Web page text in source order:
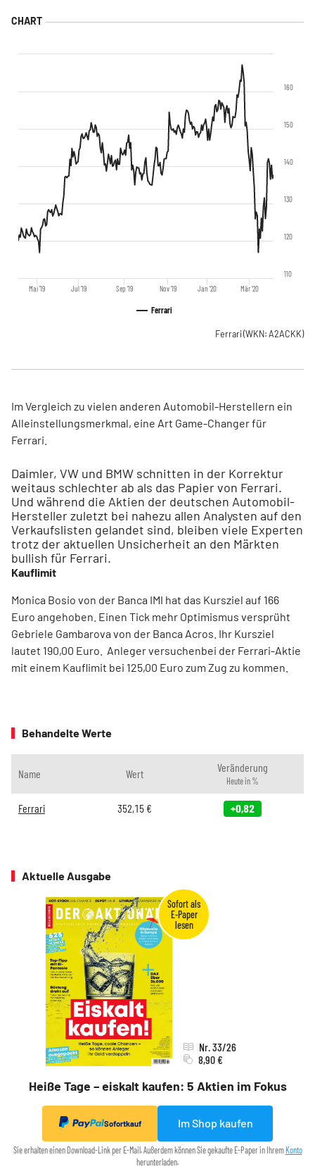
Ferrari
Mai '19 Jul '19 Sep '19 Nov '19 Jan '20 Mär '20
110
120
130
140
150
160
Ferrari(WKN: A2ACKK)
Im Vergleich zu vielen anderen Automobil-Herstellern ein
Alleinstellungsmerkmal, eine Art Game-Changer für
Ferrari.
Daimler, VW und BMW schnitten in der Korrektur
weitaus schlechter ab als das Papier von Ferrari.
Und während die Aktien der deutschen Automobil-
Hersteller zuletzt bei nahezu allen Analysten auf den
Verkaufslisten gelandet sind, bleiben viele Experten
trotz der aktuellen Unsicherheit an den Märkten
bullish für Ferrari.
Kauflimit
Monica Bosio von der Banca IMI hat das Kursziel auf 166
Euro angehoben. Einen Tick mehr Optimismus versprüht
Gebriele Gambarova von der Banca Acros. Ihr Kursziel
lautet 190,00 Euro. Anleger versuchenbei der Ferrari-Aktie
mit einem Kauflimit bei 125,00 Euro zum Zug zu kommen.
Behandelte Werte
Name Wert Veränderung
Heute in %
Ferrari 352,15 € +0,82
Aktuelle Ausgabe
Heiße Tage – eiskalt kaufen: 5 Aktien im Fokus
Nr. 33/26
8,90 €
Sofortkauf Im Shop kaufen
Sie erhalten einen Download-Link per E-Mail. Außerdem können Sie gekaufte E-Paper in IhremKonto
herunterladen.